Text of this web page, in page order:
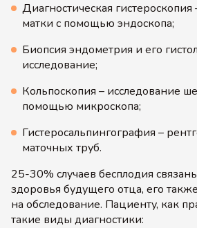
Диагностическая гистероскопия
матки с помощью эндоскопа;
Биопсия эндометрия и его
исследование;
Кольпоскопия – исследование
помощью микроскопа;
Гистеросальпингография –
маточных труб.
25-30% случаев бесплодия
здоровья будущего отца, его
на обследование. Пациенту, как
такие виды диагностики: